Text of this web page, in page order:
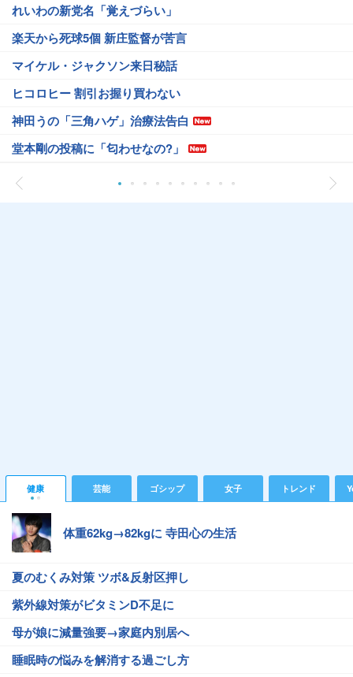
れいわの新党名「覚えづらい」
楽天から死球5個 新庄監督が苦言
マイケル・ジャクソン来日秘話
ヒコロヒー 割引お握り買わない
神田うの「三角ハゲ」治療法告白
堂本剛の投稿に「匂わせなの?」
健康 芸能 ゴシップ 女子 トレンド
体重62kg→82kgに 寺田心の生活
夏のむくみ対策 ツボ&反射区押し
紫外線対策がビタミンD不足に
母が娘に減量強要→家庭内別居へ
睡眠時の悩みを解消する過ごし方